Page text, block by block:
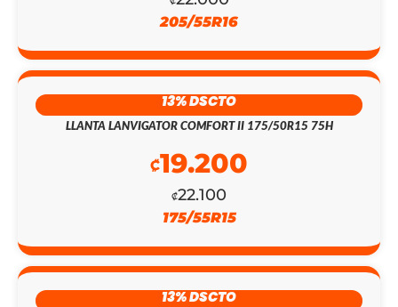
205/55R16
13% DSCTO
LLANTA LANVIGATOR COMFORT II 175/50R15 75H
₡22.100
₡19.200
175/55R15
13% DSCTO
EL
PRECIO
EL
PRECIO